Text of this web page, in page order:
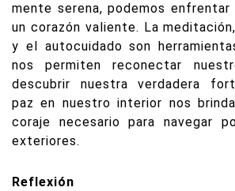
mente serena, podemos
un corazón valiente. La
y el autocuidado son
nos permiten reconectar
descubrir nuestra verdadera
paz en nuestro interior nos
coraje necesario para navegar
exteriores.
Reflexión